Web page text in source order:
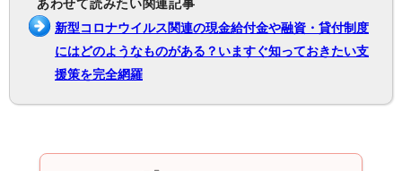
あわせて読みたい関連記事
新型コロナウイルス関連の現金給付金や融資・貸付制度
にはどのようなものがある？いますぐ知っておきたい支
援策を完全網羅